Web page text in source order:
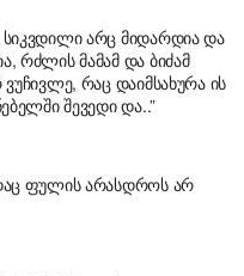
არც მიდარდია და
რძლის მამამ და ბიძამ
რაც დაიმსახურა ის
შევედი და..”
ფულის არასდროს არ